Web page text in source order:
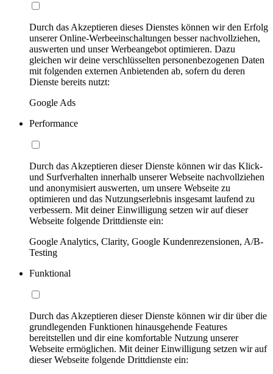
Durch das Akzeptieren dieses Dienstes können wir den Erfolg
unserer Online-Werbeeinschaltungen besser nachvollziehen,
auswerten und unser Werbeangebot optimieren. Dazu
gleichen wir deine verschlüsselten personenbezogenen Daten
mit folgenden externen Anbietenden ab, sofern du deren
Dienste bereits nutzt:
Google Ads
Performance
Durch das Akzeptieren dieser Dienste können wir das Klick-
und Surfverhalten innerhalb unserer Webseite nachvollziehen
und anonymisiert auswerten, um unsere Webseite zu
optimieren und das Nutzungserlebnis insgesamt laufend zu
verbessern. Mit deiner Einwilligung setzen wir auf dieser
Webseite folgende Drittdienste ein:
Google Analytics, Clarity, Google Kundenrezensionen, A/B-
Testing
Funktional
Durch das Akzeptieren dieser Dienste können wir dir über die
grundlegenden Funktionen hinausgehende Features
bereitstellen und dir eine komfortable Nutzung unserer
Webseite ermöglichen. Mit deiner Einwilligung setzen wir auf
dieser Webseite folgende Drittdienste ein: